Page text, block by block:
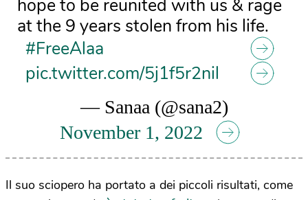
hope to be reunited with us & rage
at the 9 years stolen from his life.
#FreeAlaa
pic.twitter.com/5j1f5r2nil
— Sanaa (@sana2)
November 1, 2022
Il suo sciopero ha portato a dei piccoli risultati, come